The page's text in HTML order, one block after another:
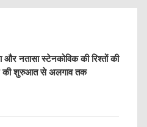
और नतासा स्टेनकोविक की रिश्तों की
की शुरुआत से अलगाव तक